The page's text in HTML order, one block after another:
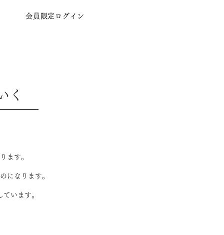
会員限定ログイン
く
ます。
になります。
います。